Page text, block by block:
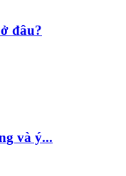
đâu?
và ý...